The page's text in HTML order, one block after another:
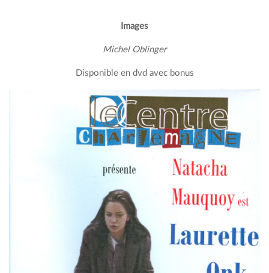
Images
Michel Oblinger
Disponible en dvd avec bonus